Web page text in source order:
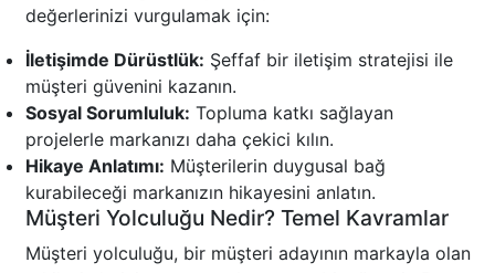
değerlerinizi vurgulamak için:
İletişimde Dürüstlük: Şeffaf bir iletişim stratejisi ile
müşteri güvenini kazanın.
Sosyal Sorumluluk: Topluma katkı sağlayan
projelerle markanızı daha çekici kılın.
Hikaye Anlatımı: Müşterilerin duygusal bağ
kurabileceği markanızın hikayesini anlatın.
Müşteri Yolculuğu Nedir? Temel Kavramlar
Müşteri yolculuğu, bir müşteri adayının markayla olan